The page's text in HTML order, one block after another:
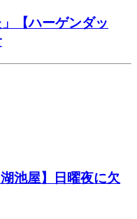
【ハーゲンダッ
池屋】日曜夜に欠